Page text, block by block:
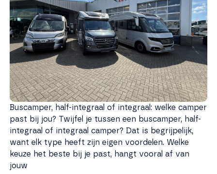
Buscamper, half-integraal of integraal: welke camper
past bij jou? Twijfel je tussen een buscamper, half-
integraal of integraal camper? Dat is begrijpelijk,
want elk type heeft zijn eigen voordelen. Welke
keuze het beste bij je past, hangt vooral af van
jouw